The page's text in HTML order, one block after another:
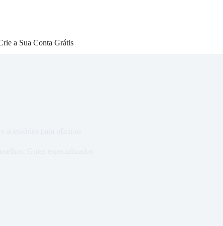
a Sua Conta Grátis